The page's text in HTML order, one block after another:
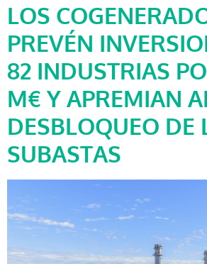
LOS
PREVÉN
82 INDUSTRIAS
M€ Y APREMIAN
DESBLOQUEO DE
SUBASTAS